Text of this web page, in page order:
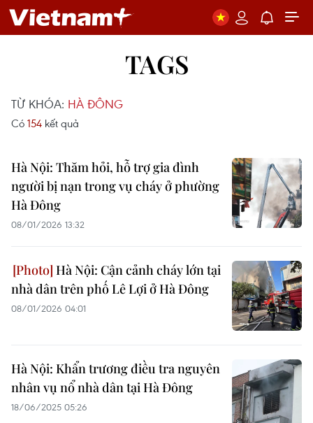
TAGS
TỪ KHÓA: HÀ ĐÔNG
Có 154 kết quả
Hà Nội: Thăm hỏi, hỗ trợ gia đình
người bị nạn trong vụ cháy ở phường
Hà Đông
08/01/2026 13:32
Hà Nội: Cận cảnh cháy lớn tại
nhà dân trên phố Lê Lợi ở Hà Đông
08/01/2026 04:01
Hà Nội: Khẩn trương điều tra nguyên
nhân vụ nổ nhà dân tại Hà Đông
18/06/2025 05:26